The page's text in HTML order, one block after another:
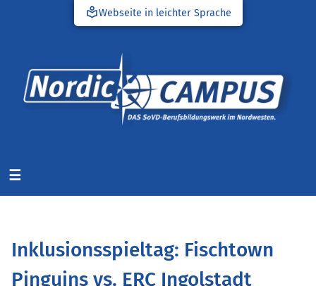
local_libraryWebseite in leichter Sprache
☰
Inklusionsspieltag: Fischtown
Pinguins vs. ERC Ingolstadt